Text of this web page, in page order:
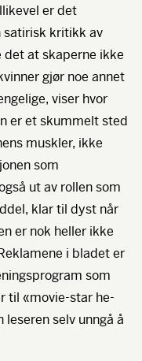
er det
satirisk kritikk av
det at skaperne ikke
gjør noe annet
viser hvor
er et skummelt sted
muskler, ikke
som
ut av rollen som
klar til dyst når
er nok heller ikke
i bladet er
som
til «movie-star he-
leseren selv unngå å